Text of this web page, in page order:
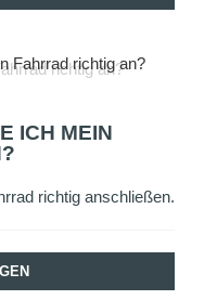
Fahrrad richtig an?
MEIN F
richtig anschließen.